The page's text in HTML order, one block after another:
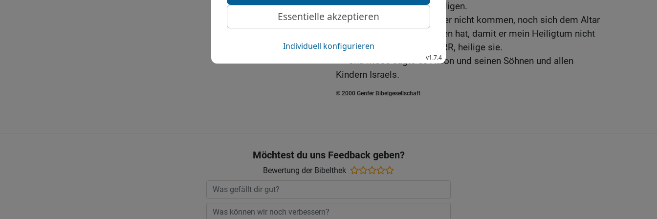
Hochheiligen und vom Heiligen.
23 Aber zum Vorhang soll er nicht kommen, noch sich dem Altar
nahen, weil er ein Gebrechen hat, damit er mein Heiligtum nicht
entweiht; denn ich, der HERR, heilige sie.
Und Mose sagte es Aaron und seinen Söhnen und allen
Kindern Israels.
© 2000 Genfer Bibelgesellschaft
Möchtest du uns Feedback geben?
Bewertung der Bibelthek